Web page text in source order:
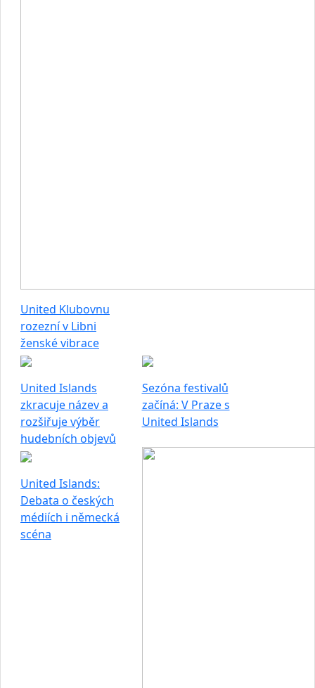
United Klubovnu
rozezní v Libni
ženské vibrace
United Islands
zkracuje název a
rozšiřuje výběr
hudebních objevů
Sezóna festivalů
začíná: V Praze s
United Islands
United Islands:
Debata o českých
médiích i německá
scéna